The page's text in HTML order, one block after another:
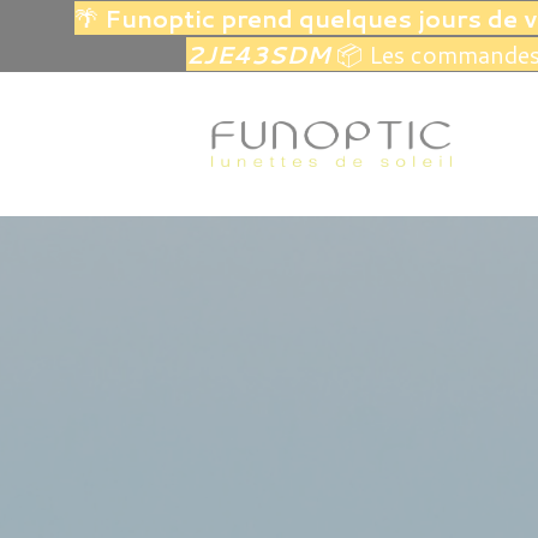
🌴 Funoptic prend quelques jours de
2JE43SDM📦 Les